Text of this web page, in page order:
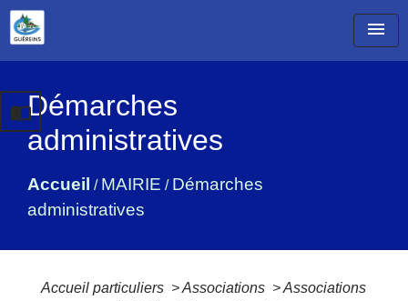
menu
Démarches
administratives
Accueil / MAIRIE / Démarches
administratives
import_contacts
Accueil particuliers >Associations >Associations